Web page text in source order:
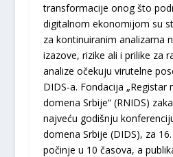
transformacije onog što
digitalnom ekonomijom su
za kontinuiranim analizama
izazove, rizike ali i prilike za
analize očekuju virutelne
DIDS-a. Fondacija
domena Srbije“ (RNIDS)
najveću godišnju
domena Srbije (DIDS), za
počinje u 10 časova, a